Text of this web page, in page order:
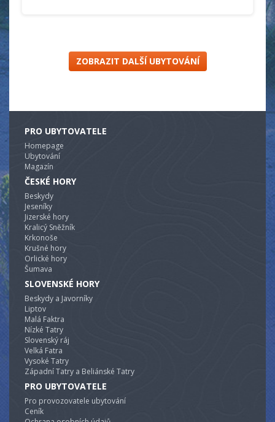
ZOBRAZIT DALŠÍ UBYTOVÁNÍ
PRO UBYTOVATELE
Homepage
Ubytování
Magazín
ČESKÉ HORY
Beskydy
Jeseníky
Jizerské hory
Kralicý Sněžník
Krkonoše
Krušné hory
Orlické hory
Šumava
SLOVENSKÉ HORY
Beskydy a Javorníky
Liptov
Malá Faktra
Nízké Tatry
Slovenský ráj
Velká Fatra
Vysoké Tatry
Západní Tatry a Beliánské Tatry
PRO UBYTOVATELE
Pro provozovatele ubytování
Ceník